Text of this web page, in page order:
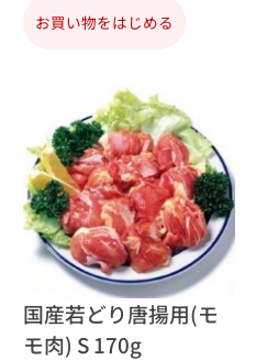
お買い物をはじめる
国産若どり唐揚用(モ
モ肉) S 170g